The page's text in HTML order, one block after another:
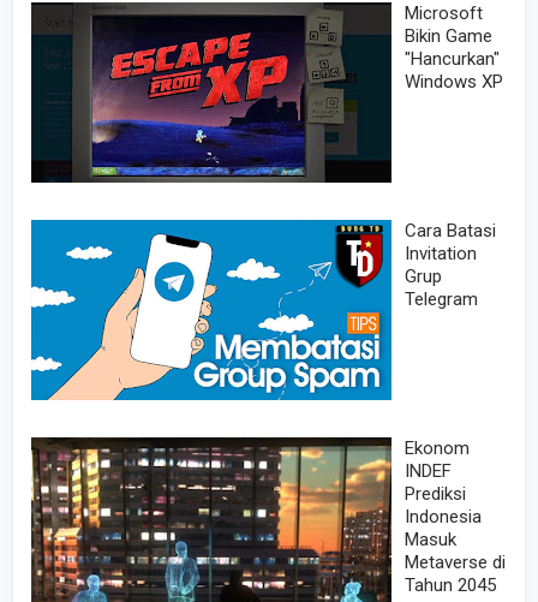
Microsoft
Bikin Game
"Hancurkan"
Windows XP
Cara Batasi
Invitation
Grup
Telegram
Ekonom
INDEF
Prediksi
Indonesia
Masuk
Metaverse di
Tahun 2045